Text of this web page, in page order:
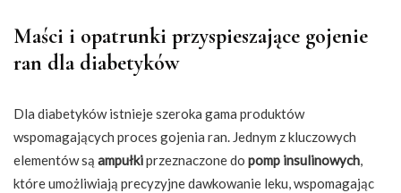
Maści i opatrunki przyspieszające gojenie
ran dla diabetyków
Dla diabetyków istnieje szeroka gama produktów
wspomagających proces gojenia ran. Jednym z kluczowych
elementów są ampułkiprzeznaczone do pomp insulinowych,
które umożliwiają precyzyjne dawkowanie leku, wspomagając